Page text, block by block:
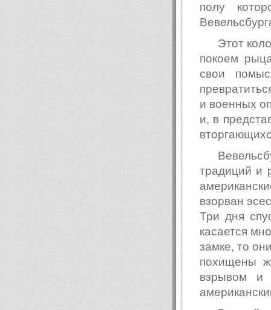
полу
Этот
покоем
свои
и военных
и, в
традиций и
взорван
Три дня
касается
замке, то
похищены
взрывом и